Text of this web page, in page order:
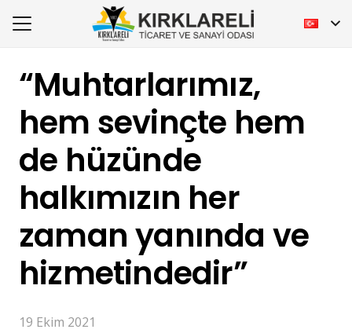
“Muhtarlarımız,
hem sevinçte hem
de hüzünde
halkımızın her
zaman yanında ve
hizmetindedir”
19 Ekim 2021